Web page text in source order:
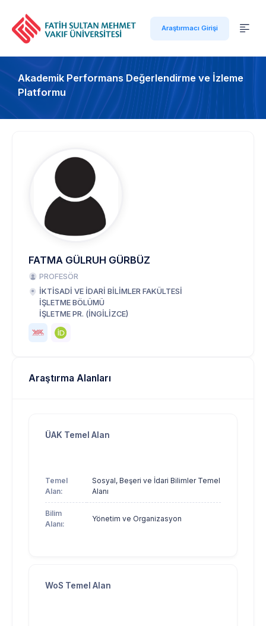
Araştırmacı Girişi
Akademik Performans Değerlendirme ve İzleme
Platformu
FATMA GÜLRUH GÜRBÜZ
PROFESÖR
İKTİSADİ VE İDARİ BİLİMLER FAKÜLTESİ
İŞLETME BÖLÜMÜ
İŞLETME PR. (İNGİLİZCE)
Araştırma Alanları
ÜAK Temel Alan
Temel
Alan:
Sosyal, Beşeri ve İdari Bilimler Temel
Alanı
Bilim
Alanı:
Yönetim ve Organizasyon
WoS Temel Alan